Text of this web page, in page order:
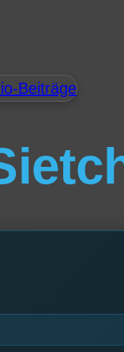
Beiträge